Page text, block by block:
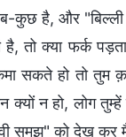
कुछ है, और
तो क्या फर्क
सकते हो तो तुम
क्यों न हो, लोग
समझ" को देख कर